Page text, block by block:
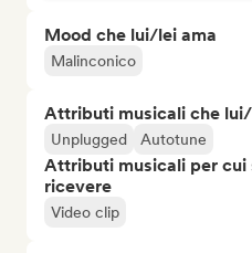
Mood che lui/lei ama
Malinconico
Attributi musicali che
Unplugged Autotune
Attributi musicali per cui
ricevere
Video clip